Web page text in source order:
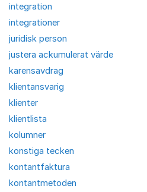
integration
integrationer
juridisk person
justera ackumulerat värde
karensavdrag
klientansvarig
klienter
klientlista
kolumner
konstiga tecken
kontantfaktura
kontantmetoden